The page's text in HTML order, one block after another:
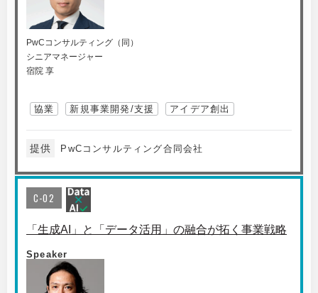
PwCコンサルティング（同）
シニアマネージャー
宿院 享
協業 新規事業開発/支援 アイデア創出
提供 PwCコンサルティング合同会社
C-02
「生成AI」と「データ活用」の融合が拓く事業戦略
Speaker